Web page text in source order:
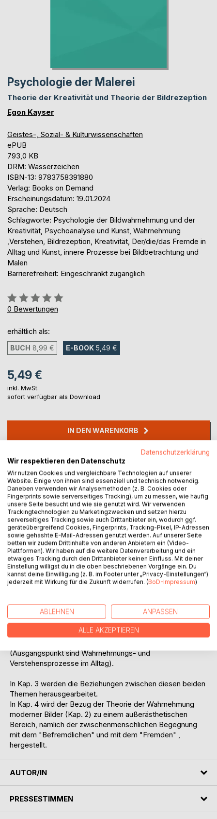
Psychologie der Malerei
Theorie der Kreativität und Theorie der Bildrezeption
Egon Kayser
Geistes-, Sozial- & Kulturwissenschaften
ePUB
793,0 KB
DRM: Wasserzeichen
ISBN-13: 9783758391880
Verlag: Books on Demand
Erscheinungsdatum: 19.01.2024
Sprache: Deutsch
Schlagworte: Psychologie der Bildwahrnehmung und der
Kreativität, Psychoanalyse und Kunst, Wahrnehmung
,Verstehen, Bildrezeption, Kreativität, Der/die/das Fremde in
Alltag und Kunst, innere Prozesse bei Bildbetrachtung und
Malen
Barrierefreiheit: Eingeschränkt zugänglich
Bewertung::
0%
0 Bewertungen
erhältlich als:
BUCH 8,99 € E-BOOK 5,49 €
5,49 €
inkl. MwSt.
sofort verfügbar als Download
IN DEN WARENKORB
Auf die Merkliste
Titel bewerten
BESCHREIBUNG
Zwei psychologische Theorien zur Malerei werden anhand
kommentierter Thesen vorgestellt:
In Kap. 1 findet sich die Theorie des kreativen Prozesses
beim Malen (von der ersten Idee bis zur Fertigstellung der
Bildes),
in Kap. 2 eine Theorie der Wahrnehmung und der
(Ausgangspunkt sind Wahrnehmungs- und
Verstehensprozesse im Alltag).
In Kap. 3 werden die Beziehungen zwischen diesen beiden
Themen herausgearbeitet.
In Kap. 4 wird der Bezug der Theorie der Wahrnehmung
moderner Bilder (Kap. 2) zu einem außerästhetischen
Bereich, nämlich der zwischenmenschlichen Begegnung
mit dem "Befremdlichen" und mit dem "Fremden" ,
hergestellt.
AUTOR/IN
PRESSESTIMMEN
Datenschutzerklärung
Wir respektieren den Datenschutz
Wir nutzen Cookies und vergleichbare Technologien auf unserer
Website. Einige von ihnen sind essenziell und technisch notwendig.
Daneben verwenden wir Analysemethoden (z. B. Cookies oder
Fingerprints sowie serverseitiges Tracking), um zu messen, wie häufig
unsere Seite besucht und wie sie genutzt wird. Wir verwenden
Trackingtechnologien zu Marketingzwecken und setzen hierzu
serverseitiges Tracking sowie auch Drittanbieter ein, wodurch ggf.
geräteübergreifend Cookies, Fingerprints, Tracking-Pixel, IP-Adressen
sowie gehashte E-Mail-Adressen genutzt werden. Auf unserer Seite
betten wir zudem Drittinhalte von anderen Anbietern ein (Video-
Plattformen). Wir haben auf die weitere Datenverarbeitung und ein
etwaiges Tracking durch den Drittanbieter keinen Einfluss. Mit deiner
Einstellung willigst du in die oben beschriebenen Vorgänge ein. Du
kannst deine Einwilligung (z. B. im Footer unter „Privacy-Einstellungen“)
jederzeit mit Wirkung für die Zukunft widerrufen. (BoD-Impressum)
ABLEHNEN ANPASSEN
ALLE AKZEPTIEREN